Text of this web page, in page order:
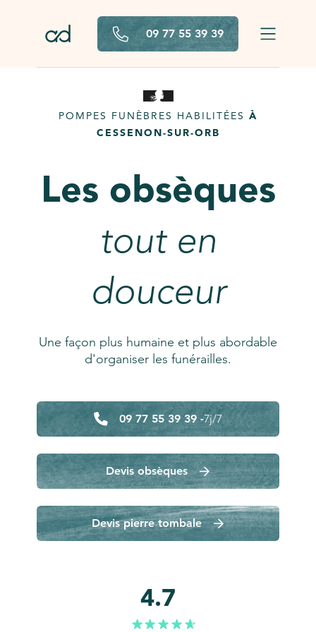
09 77 55 39 39
POMPES FUNÈBRES HABILITÉES À
CESSENON-SUR-ORB
Les obsèques
tout en
douceur
Une façon plus humaine et plus abordable
d'organiser les funérailles.
09 77 55 39 39 -7j/7
Devis obsèques
Devis pierre tombale
4.7